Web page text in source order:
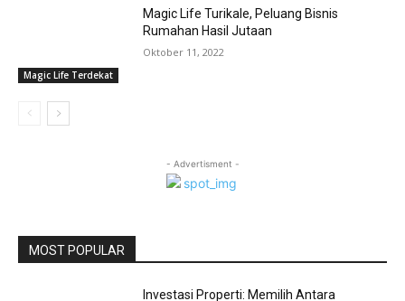
Magic Life Terdekat
Magic Life Turikale, Peluang Bisnis
Rumahan Hasil Jutaan
Oktober 11, 2022
- Advertisment -
MOST POPULAR
Investasi Properti: Memilih Antara